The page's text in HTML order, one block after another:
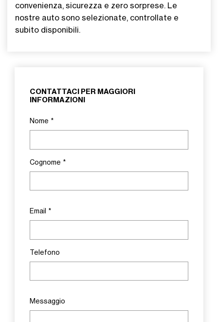
convenienza, sicurezza e zero sorprese. Le
nostre auto sono selezionate, controllate e
subito disponibili.
CONTATTACI PER MAGGIORI
INFORMAZIONI
Nome *
Cognome *
Email *
Telefono
Messaggio